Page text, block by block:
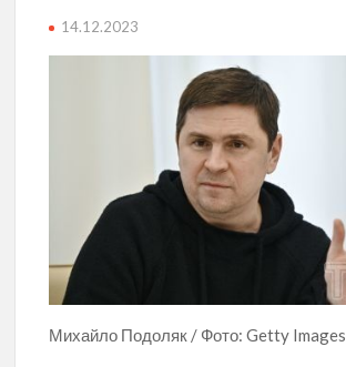
14.12.2023
Михайло Подоляк / Фото: Getty Images